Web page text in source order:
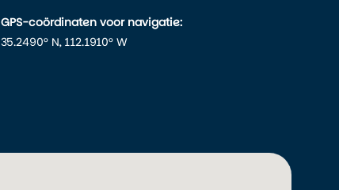
GPS-coördinaten voor navigatie:
35.2490° N, 112.1910° W